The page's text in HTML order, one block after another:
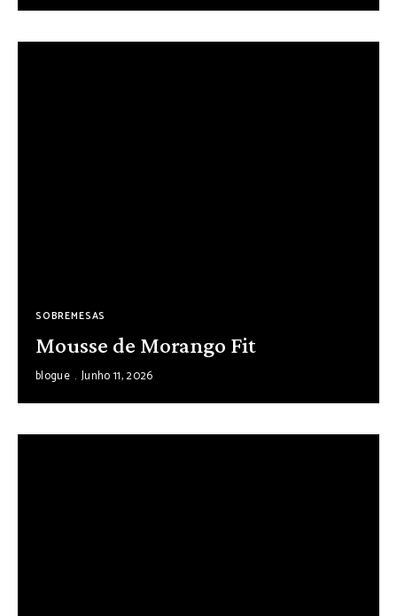
SOBREMESAS
Mousse de Morango Fit
blogue Junho 11, 2026